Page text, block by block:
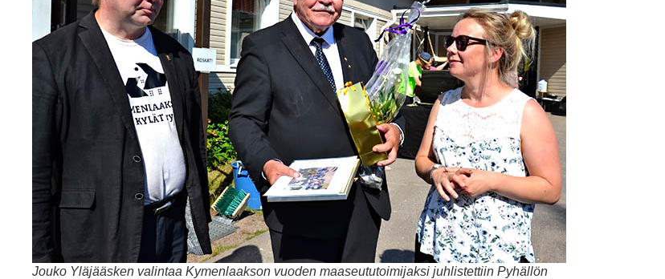
Jouko Yläjääsken valintaa Kymenlaakson vuoden maaseututoimijaksi juhlistettiin Pyhällön